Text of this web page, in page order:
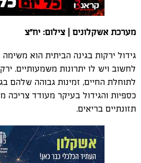
מערכת אשקלונים | צילום: יח"צ
גידול ירקות בגינה הביתית הוא
לחשוב ויש לו יתרונות משמעותיים.
לתוחלת החיים, זמינות גבוהה שלהם
כספיות והגידול בעיקר מעודד צריכה
תזונתיים בריאים.